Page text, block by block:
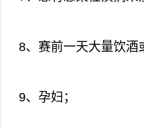
8、赛前一天大量饮酒
9、孕妇；